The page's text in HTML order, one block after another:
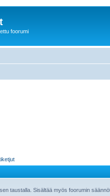
foorumi
taustalla. Sisältää myös foorumin